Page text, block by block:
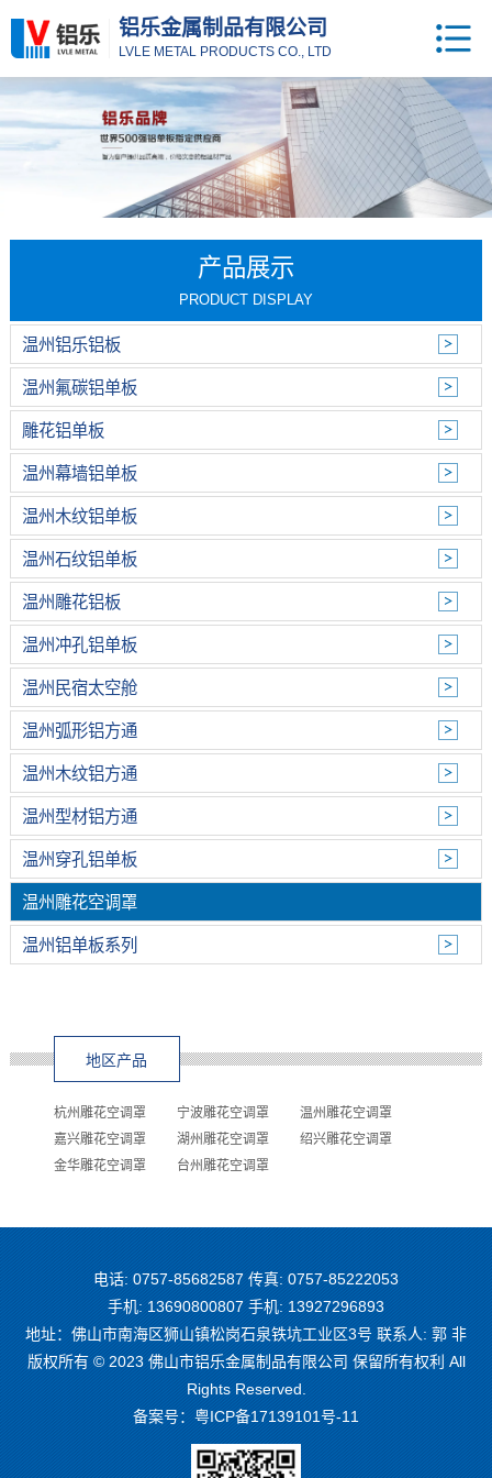
铝乐金属制品有限公司
LVLE METAL PRODUCTS CO., LTD
产品展示
PRODUCT DISPLAY
温州铝乐铝板
温州氟碳铝单板
雕花铝单板
温州幕墙铝单板
温州木纹铝单板
温州石纹铝单板
温州雕花铝板
温州冲孔铝单板
温州民宿太空舱
温州弧形铝方通
温州木纹铝方通
温州型材铝方通
温州穿孔铝单板
温州雕花空调罩
温州铝单板系列
地区产品
杭州雕花空调罩 宁波雕花空调罩
温州雕花空调罩
嘉兴雕花空调罩
湖州雕花空调罩
绍兴雕花空调罩
金华雕花空调罩
台州雕花空调罩
电话: 0757-85682587 传真: 0757-85222053
手机: 13690800807 手机: 13927296893
地址：佛山市南海区狮山镇松岗石泉铁坑工业区3号 联系人: 郭 非
版权所有 © 2023 佛山市铝乐金属制品有限公司 保留所有权利 All
Rights Reserved.
备案号： 粤ICP备17139101号-11